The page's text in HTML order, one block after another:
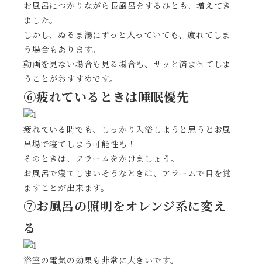
お風呂につかりながら長風呂をするひとも、増えてき
ました。
しかし、ぬるま湯にずっと入っていても、疲れてしま
う場合もあります。
動画を見ない場合も見る場合も、サッと済ませてしま
うことがおすすめです。
⑥疲れているときは睡眠優先
疲れている時でも、しっかり入浴しようと思うとお風
呂場で寝てしまう可能性も！
そのときは、アラームをかけましょう。
お風呂で寝てしまいそうなときは、アラームで目を覚
ますことが出来ます。
⑦お風呂の照明をオレンジ系に変え
る
浴室の電気の効果も非常に大きいです。